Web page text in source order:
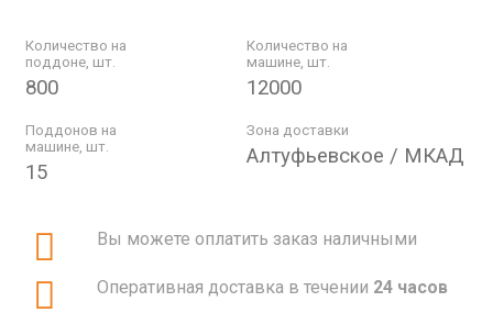
Количество на
поддоне, шт.
800
Количество на
машине, шт.
12000
Поддонов на
машине, шт.
15
Зона доставки
Алтуфьевское / МКАД
Вы можете оплатить заказ наличными
Оперативная доставка в течении 24 часов